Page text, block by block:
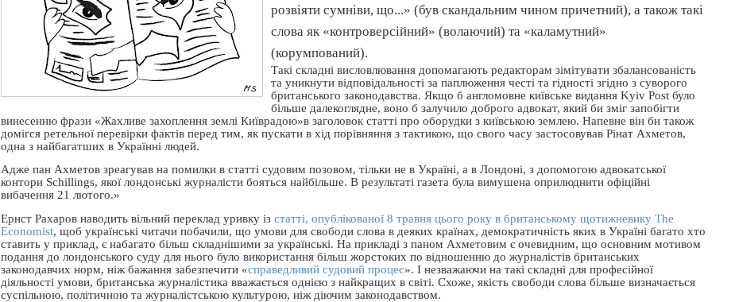
розвіяти сумніви, що...» (був скандальним чином причетний), а також такі
слова як «контроверсійний» (волаючий) та «каламутний»
(корумпований).
Такі складні висловлювання допомагають редакторам зімітувати збалансованість
та уникнути відповідальності за паплюження честі та гідності згідно з суворого
британського законодавства. Якщо б англомовне київське видання Kyiv Post було
більше далекоглядне, воно б залучило доброго адвокат, який би зміг запобігти
винесенню фрази «Жахливе захоплення землі Київрадою»в заголовок статті про оборудки з київською землею. Напевне він би також
домігся ретельної перевірки фактів перед тим, як пускати в хід порівняння з тактикою, що свого часу застосовував Рінат Ахметов,
одна з найбагатших в Українні людей.
Адже пан Ахметов зреагував на помилки в статті судовим позовом, тільки не в Україні, а в Лондоні, з допомогою адвокатської
контори Schillings, якої лондонські журналісти бояться найбільше. В результаті газета була вимушена оприлюднити офіційні
вибачення 21 лютого.»
Ернст Рахаров наводить вільний переклад уривку ізстатті, опублікованої 8 травня цього року в британському щотижневику The
Economist, щоб українські читачи побачили, що умови для свободи слова в деяких країнах, демократичність яких в Україні багато хто
ставить у приклад, є набагато більш складнішими за українські. На прикладі з паном Ахметовим є очевидним, що основним мотивом
подання до лондонського суду для нього було використання більш жорстоких по відношенню до журналістів британських
законодавчих норм, ніж бажання забезпечити «справедливий судовий процес». І незважаючи на такі складні для професійної
діяльності умови, британська журналістика вважається однією з найкращих в світі. Схоже, якість свободи слова більше визначається
суспільною, політичною та журналістською культурою, ніж діючим законодавством.